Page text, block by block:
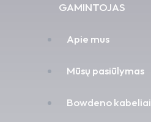
GAMINTOJAS
Apie mus
Mūsų pasiūlymas
Bowdeno kabeliai